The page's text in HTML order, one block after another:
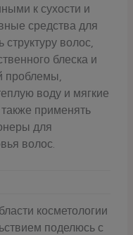
к сухости и
средства для
волос,
блеска и
проблемы,
воду и мягкие
применять
для
волос.
косметологии
поделюсь с